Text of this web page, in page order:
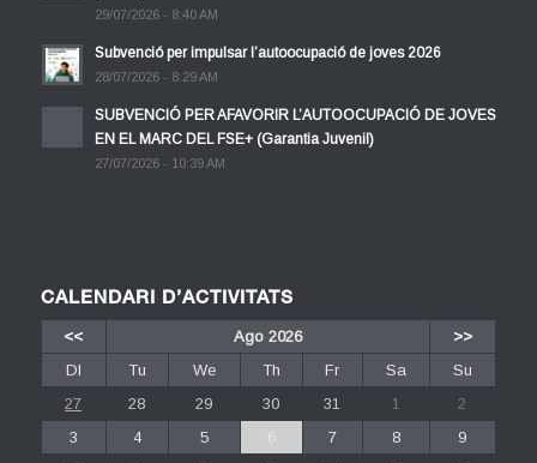
29/07/2026 - 8:40 AM
Subvenció per impulsar l’autoocupació de joves 2026
28/07/2026 - 8:29 AM
SUBVENCIÓ PER AFAVORIR L’AUTOOCUPACIÓ DE JOVES
EN EL MARC DEL FSE+ (Garantia Juvenil)
27/07/2026 - 10:39 AM
CALENDARI D’ACTIVITATS
<< Ago 2026
>>
Dl
Tu We Th Fr Sa
Su
27
28 29 30 31 1
2
3
4 5 6 7 8
9